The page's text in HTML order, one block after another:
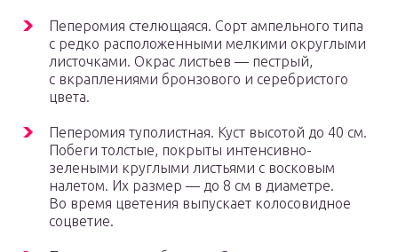
Пеперомия стелющаяся. Сорт ампельного типа
с редко расположенными мелкими округлыми
листочками. Окрас листьев — пестрый,
с вкраплениями бронзового и серебристого
цвета.
Пеперомия туполистная. Куст высотой до 40 см.
Побеги толстые, покрыты интенсивно-
зелеными круглыми листьями с восковым
налетом. Их размер — до 8 см в диаметре.
Во время цветения выпускает колосовидное
соцветие.